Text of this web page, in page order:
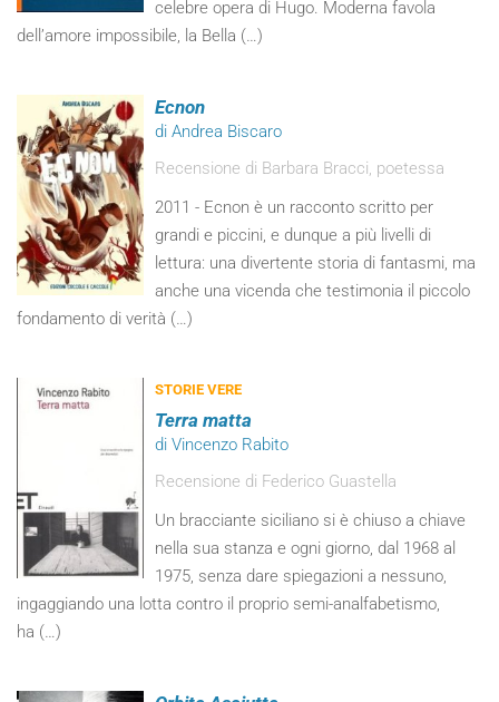
celebre opera di Hugo. Moderna favola
dell’amore impossibile, la Bella (…)
Ecnon
di Andrea Biscaro
Recensione di Barbara Bracci, poetessa
2011 - Ecnon è un racconto scritto per
grandi e piccini, e dunque a più livelli di
lettura: una divertente storia di fantasmi, ma
anche una vicenda che testimonia il piccolo
fondamento di verità (…)
STORIE VERE
Terra matta
di Vincenzo Rabito
Recensione di Federico Guastella
Un bracciante siciliano si è chiuso a chiave
nella sua stanza e ogni giorno, dal 1968 al
1975, senza dare spiegazioni a nessuno,
ingaggiando una lotta contro il proprio semi-analfabetismo,
ha (…)